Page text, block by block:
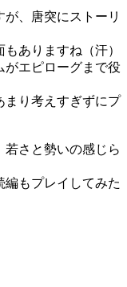
、唐突にストーリ
ありますね（汗）
がエピローグまで役
まり考えすぎずにプ
若さと勢いの感じら
編もプレイしてみた